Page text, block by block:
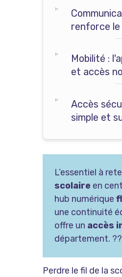
renforce
Mobilité :
et accès
Accès
simple et
L’essentiel à
scolaire en
hub numérique
une continuité
offre un accès
département.
Perdre le fil de la